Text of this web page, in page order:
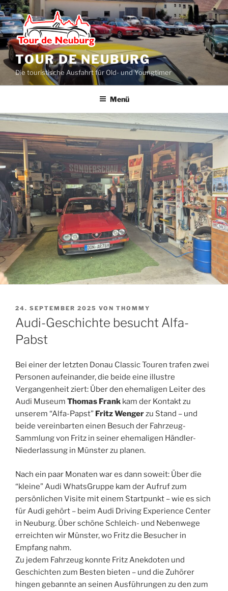
Zum
Inhalt
springen
TOUR DE NEUBURG
Die touristische Ausfahrt für Old- und Youngtimer
Menü
VERÖFFENTLICHT
AM
24. SEPTEMBER 2025 VON THOMMY
Audi-Geschichte besucht Alfa-
Pabst
Bei einer der letzten Donau Classic Touren trafen zwei
Personen aufeinander, die beide eine illustre
Vergangenheit ziert: Über den ehemaligen Leiter des
Audi Museum Thomas Frank kam der Kontakt zu
unserem “Alfa-Papst” Fritz Wengerzu Stand – und
beide vereinbarten einen Besuch der Fahrzeug-
Sammlung von Fritz in seiner ehemaligen Händler-
Niederlassung in Münster zu planen.
Nach ein paar Monaten war es dann soweit: Über die
“kleine” Audi WhatsGruppe kam der Aufruf zum
persönlichen Visite mit einem Startpunkt – wie es sich
für Audi gehört – beim Audi Driving Experience Center
in Neuburg. Über schöne Schleich- und Nebenwege
erreichten wir Münster, wo Fritz die Besucher in
Empfang nahm.
Zu jedem Fahrzeug konnte Fritz Anekdoten und
Geschichten zum Besten bieten – und die Zuhörer
hingen gebannte an seinen Ausführungen zu den zum